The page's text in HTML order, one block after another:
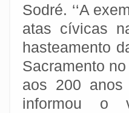
Sodré. ‘‘A
atas cívicas
hasteamento
Sacramento
aos 200 anos
informou o